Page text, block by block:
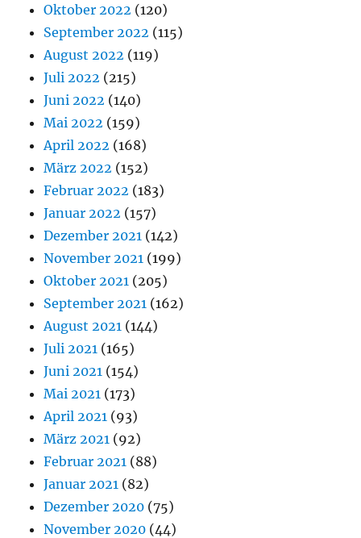
Oktober 2022 (120)
September 2022 (115)
August 2022 (119)
Juli 2022 (215)
Juni 2022 (140)
Mai 2022 (159)
April 2022 (168)
März 2022 (152)
Februar 2022 (183)
Januar 2022 (157)
Dezember 2021 (142)
November 2021 (199)
Oktober 2021 (205)
September 2021 (162)
August 2021 (144)
Juli 2021 (165)
Juni 2021 (154)
Mai 2021 (173)
April 2021 (93)
März 2021 (92)
Februar 2021 (88)
Januar 2021 (82)
Dezember 2020 (75)
November 2020 (44)